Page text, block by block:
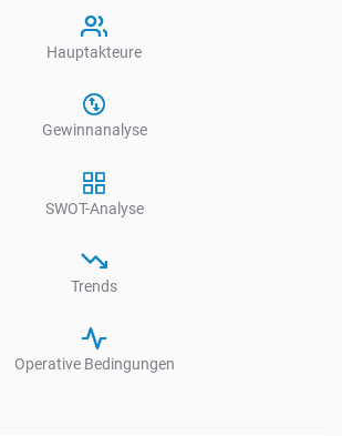
Hauptakteure
Gewinnanalyse
SWOT-Analyse
Trends
Operative Bedingungen